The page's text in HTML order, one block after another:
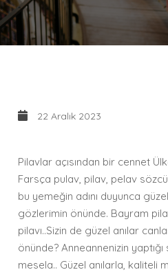
22 Aralık 2023
Pilavlar açısından bir cennet
Farsça pulav, pilav, pelav
bu yemeğin adını duyunca
gözlerimin önünde. Bayram
pilavı..Sizin de güzel anılar
önünde? Anneannenizin
mesela.. Güzel anılarla, kaliteli